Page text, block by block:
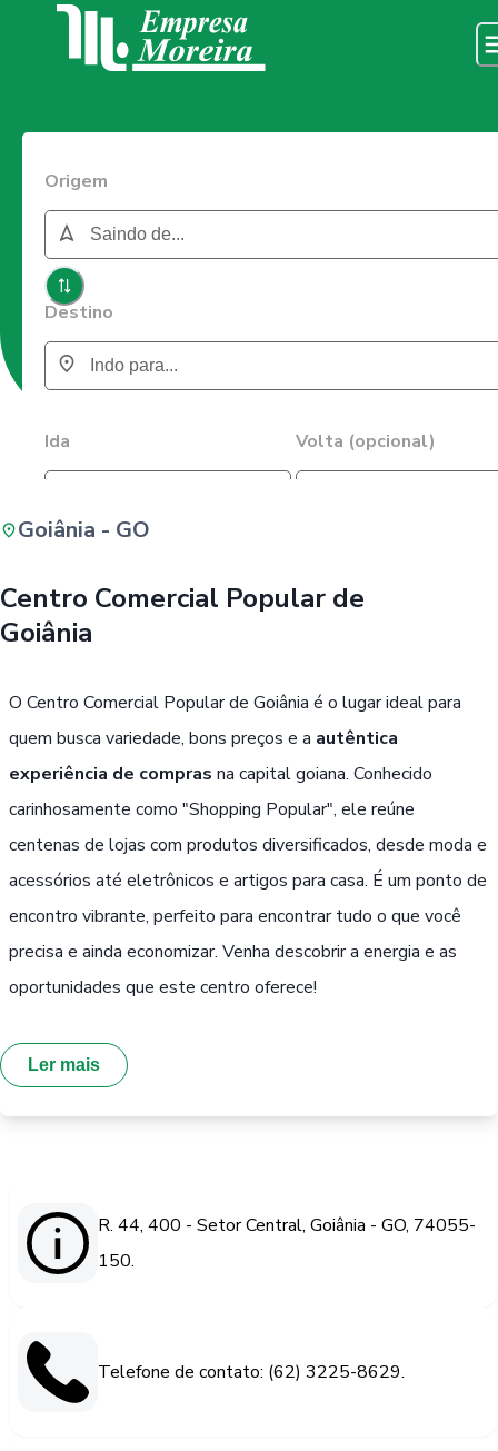
Origem
Destino
Ida Volta (opcional)
Goiânia - GO
Centro Comercial Popular de
Goiânia
O Centro Comercial Popular de Goiânia é o lugar ideal para
quem busca variedade, bons preços e a autêntica
experiência de compras na capital goiana. Conhecido
carinhosamente como "Shopping Popular", ele reúne
centenas de lojas com produtos diversificados, desde moda e
acessórios até eletrônicos e artigos para casa. É um ponto de
encontro vibrante, perfeito para encontrar tudo o que você
precisa e ainda economizar. Venha descobrir a energia e as
oportunidades que este centro oferece!
Ler mais
R. 44, 400 - Setor Central, Goiânia - GO, 74055-
150.
Telefone de contato: (62) 3225-8629.